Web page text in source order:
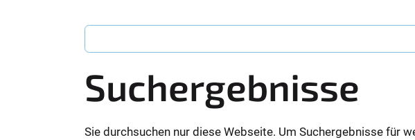
Suchergebnisse
Sie durchsuchen nur diese Webseite. Um Suchergebnisse für